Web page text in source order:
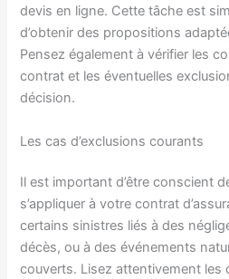
devis en ligne. Cette tâche est
d’obtenir des propositions
Pensez également à vérifier les
contrat et les éventuelles
décision.
Les cas d’exclusions courants
Il est important d’être conscient
s’appliquer à votre contrat
certains sinistres liés à des
décès, ou à des événements
couverts. Lisez attentivement les